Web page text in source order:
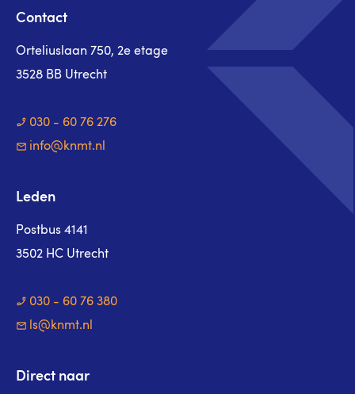
Contact
Orteliuslaan 750, 2e etage
3528 BB Utrecht
030 - 60 76 276
info@knmt.nl
Leden
Postbus 4141
3502 HC Utrecht
030 - 60 76 380
ls@knmt.nl
Direct naar